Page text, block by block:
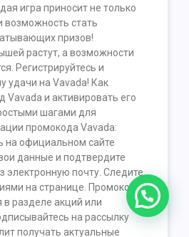
игра приносит не только
возможность стать
призов!
растут, а возможности
Регистрируйтесь и
удачи на Vavada! Как
Vavada и активировать его
шагами для
промокода Vavada:
на официальном сайте
данные и подтвердите
электронную почту. Следите
на странице. Промокоды
в разделе акций или
на рассылку
получать актуальные